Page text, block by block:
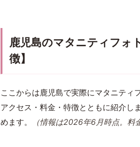
鹿児島のマタニティフォ
徴】
ここからは鹿児島で実際にマタニティ
アクセス・料金・特徴とともに紹介し
めます。
（情報は2026年6月時点。料